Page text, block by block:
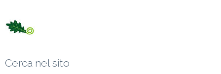
Cerca nel sito